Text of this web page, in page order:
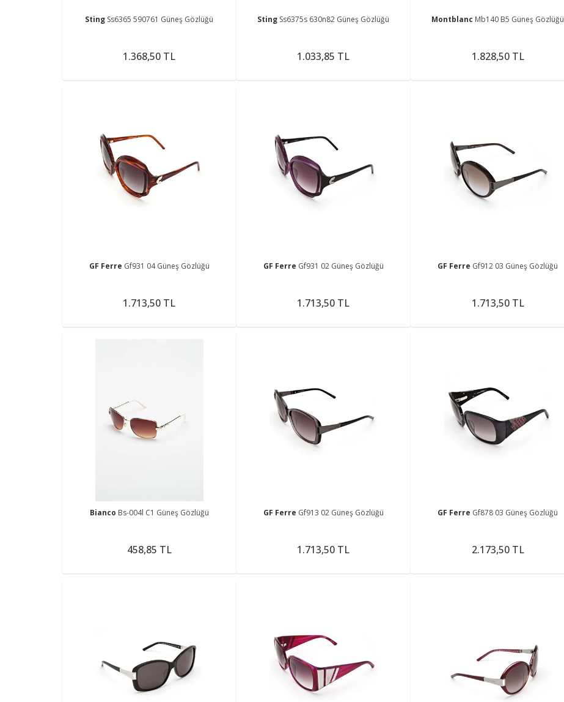
Sting Ss6365 590761 Güneş Gözlüğü
1.368,50 TL
Sting Ss6375s 630n82 Güneş Gözlüğü
1.033,85 TL
Montblanc Mb140 B5 Güneş Gözlüğü
1.828,50 TL
GF Ferre Gf931 04 Güneş Gözlüğü
1.713,50 TL
GF Ferre Gf931 02 Güneş Gözlüğü
1.713,50 TL
GF Ferre Gf912 03 Güneş Gözlüğü
1.713,50 TL
Bianco Bs-004l C1 Güneş Gözlüğü
458,85 TL
GF Ferre Gf913 02 Güneş Gözlüğü
1.713,50 TL
GF Ferre Gf878 03 Güneş Gözlüğü
2.173,50 TL